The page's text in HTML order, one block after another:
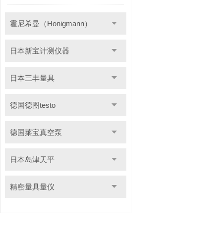
霍尼希曼（Honigmann）
日本新宝计测仪器
日本三丰量具
德国德图testo
德国莱宝真空泵
日本岛津天平
精密量具量仪